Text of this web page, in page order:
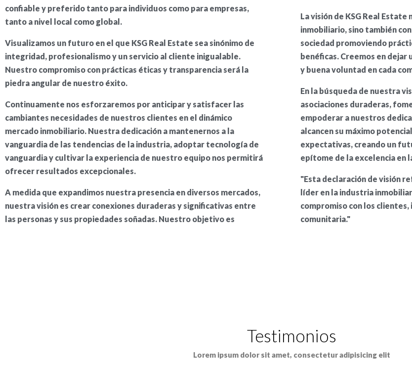
confiable y preferido tanto para individuos como para empresas,
tanto a nivel local como global.
Visualizamos un futuro en el que KSG Real Estate sea sinónimo de
integridad, profesionalismo y un servicio al cliente inigualable.
Nuestro compromiso con prácticas éticas y transparencia será la
piedra angular de nuestro éxito.
Continuamente nos esforzaremos por anticipar y satisfacer las
cambiantes necesidades de nuestros clientes en el dinámico
mercado inmobiliario. Nuestra dedicación a mantenernos a la
vanguardia de las tendencias de la industria, adoptar tecnología de
vanguardia y cultivar la experiencia de nuestro equipo nos permitirá
ofrecer resultados excepcionales.
A medida que expandimos nuestra presencia en diversos mercados,
nuestra visión es crear conexiones duraderas y significativas entre
las personas y sus propiedades soñadas. Nuestro objetivo es
La visión de KSG Real
inmobiliario, sino también
sociedad promoviendo
benéficas. Creemos en
y buena voluntad en cada
En la búsqueda de nuestra
asociaciones duraderas,
empoderar a nuestros
alcancen su máximo
expectativas, creando un
epítome de la excelencia en
"Esta declaración de visión
líder en la industria
compromiso con los
comunitaria."
Testimonios
Lorem ipsum dolor sit amet, consectetur adipisicing elit